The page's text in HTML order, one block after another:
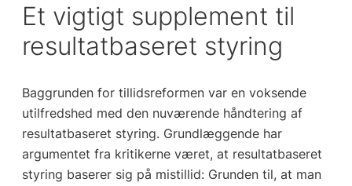
Et vigtigt supplement til
resultatbaseret styring
Baggrunden for tillidsreformen var en voksende
utilfredshed med den nuværende håndtering af
resultatbaseret styring. Grundlæggende har
argumentet fra kritikerne været, at resultatbaseret
styring baserer sig på mistillid: Grunden til, at man